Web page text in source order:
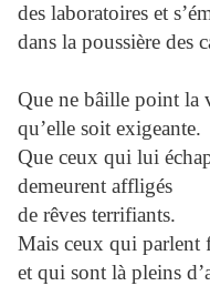
des laboratoires et
dans la poussière des
Que ne bâille point la
qu’elle soit exigeante.
Que ceux qui lui
demeurent affligés
de rêves terrifiants.
Mais ceux qui parlent
et qui sont là pleins